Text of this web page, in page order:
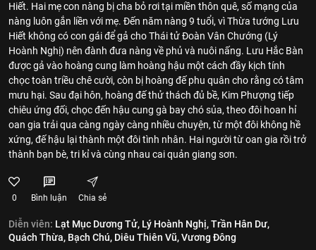
Hiết. Hai mẹ con nàng bị cha bỏ rơi tại miền thôn quê, số mạng của
nàng luôn gắn liền với mẹ. Đến năm nàng 9 tuổi, vì Thừa tướng Lưu
Hiết không có con gái để gả cho Thái tử Đoàn Vân Chướng (Lý
Hoành Nghị) nên đành đưa nàng về phủ và nuôi nấng. Lưu Hắc Bàn
được gả vào hoàng cung làm hoàng hậu một cách đầy kịch tính
chọc toàn triều chê cười, còn bị hoàng đế phu quân cho rằng có tâm
mưu hại. Sau đại hôn, hoàng đế thử thách đủ bề, Kim Phượng tiếp
chiêu ứng đối, chọc đến hậu cung gà bay chó sủa, theo đôi hoan hỉ
oan gia trải qua càng ngày càng nhiều chuyện, từ một đôi không hề
xứng, đế hậu lại thành một đôi tình nhân. Hai người từ oan gia rồi trở
thành bạn bè, tri kỉ và cùng nhau cai quản giang sơn.
0 Bình luận Chia sẻ
Diễn viên: Lạt Mục Dương Tử, Lý Hoành Nghị,Trần Hân Dư,
Quách Thừa, Bạch Chú, Diêu Thiên Vũ,Vương Đông